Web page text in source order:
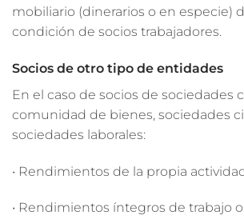
mobiliario (dinerarios o en especie)
condición de socios trabajadores.
Socios de otro tipo de entidades
En el caso de socios de sociedades
comunidad de bienes, sociedades
sociedades laborales:
• Rendimientos de la propia
• Rendimientos íntegros de trabajo o